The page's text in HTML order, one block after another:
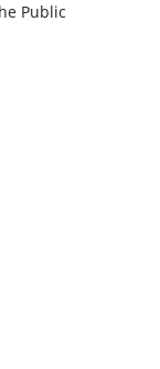
Public